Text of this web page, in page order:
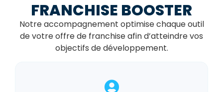
FRANCHISE BOOSTER
Notre accompagnement optimise chaque outil
de votre offre de franchise afin d’atteindre vos
objectifs de développement.